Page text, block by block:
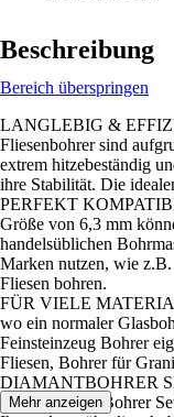
Beschreibung
Bereich überspringen
LANGLEBIG &
Fliesenbohrer sind
extrem hitzebeständig
ihre Stabilität. Die
PERFEKT
Größe von 6,3 mm
handelsüblichen
Marken nutzen, wie
Fliesen bohren.
FÜR VIELE
wo ein normaler
Feinsteinzeug Bohrer
Fliesen, Bohrer für
DIAMANTBOHRER
12mm Fliesen Bohrer
Mehr anzeigen